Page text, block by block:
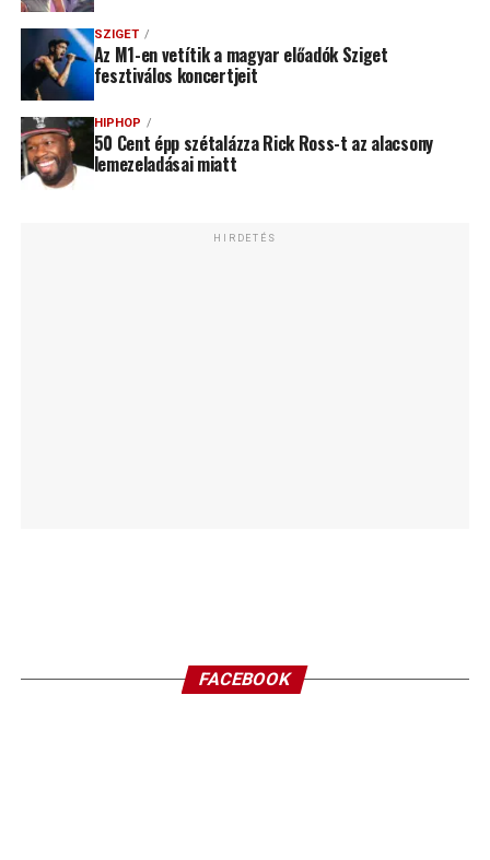
SZIGET
Az M1-en vetítik a magyar előadók Sziget
fesztiválos koncertjeit
HIPHOP
50 Cent épp szétalázza Rick Ross-t az alacsony
lemezeladásai miatt
HIRDETÉS
FACEBOOK